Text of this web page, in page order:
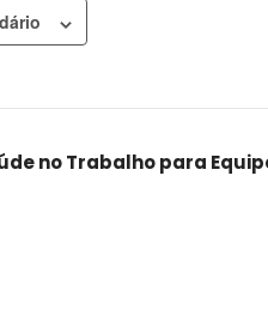
no Trabalho para